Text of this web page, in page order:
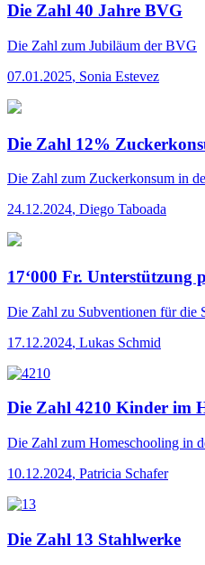
Die Zahl 40 Jahre BVG
Die Zahl zum Jubiläum der BVG
07.01.2025, Sonia Estevez
Die Zahl 12%
Die Zahl zum Zuckerkonsum in
24.12.2024, Diego Taboada
17‘000 Fr. Unterstützung
Die Zahl zu Subventionen für die
17.12.2024, Lukas Schmid
Die Zahl 4210 Kinder im
Die Zahl zum Homeschooling in
10.12.2024, Patricia Schafer
Die Zahl 13 Stahlwerke